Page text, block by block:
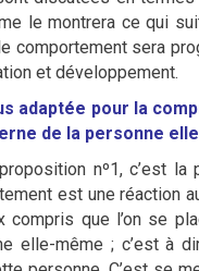
le montrera ce qui
comportement sera
et développement.
adaptée pour la
de la personne
nº1, c’est
est une réaction
compris que l’on se
elle-même ; c’est à